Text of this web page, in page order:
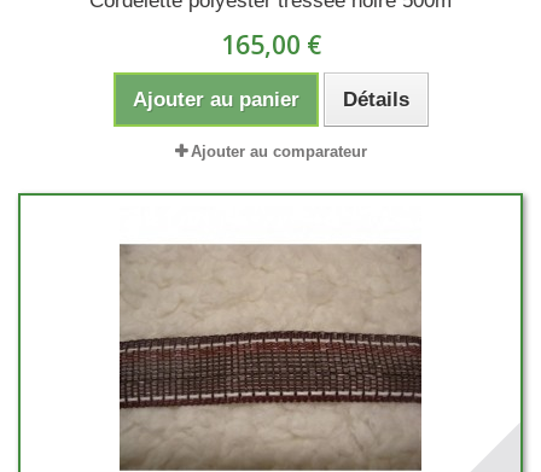
165,00 €
Ajouter au panier Détails
Ajouter au comparateur